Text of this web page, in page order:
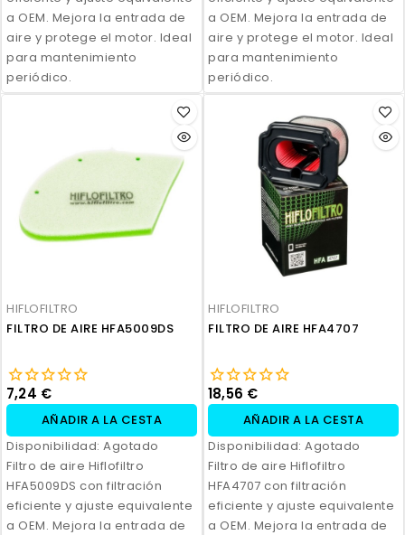
a OEM. Mejora la entrada de
aire y protege el motor. Ideal
para mantenimiento
periódico.
a OEM. Mejora la entrada de
aire y protege el motor. Ideal
para mantenimiento
periódico.
HIFLOFILTRO
FILTRO DE AIRE HFA5009DS
7,24 €
AÑADIR A LA CESTA
Disponibilidad: Agotado
Filtro de aire Hiflofiltro
HFA5009DS con filtración
eficiente y ajuste equivalente
a OEM. Mejora la entrada de
HIFLOFILTRO
FILTRO DE AIRE HFA4707
18,56 €
AÑADIR A LA CESTA
Disponibilidad: Agotado
Filtro de aire Hiflofiltro
HFA4707 con filtración
eficiente y ajuste equivalente
a OEM. Mejora la entrada de